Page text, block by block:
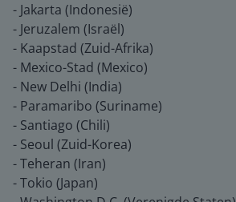
- Jakarta (Indonesië)
- Jeruzalem (Israël)
- Kaapstad (Zuid-Afrika)
- Mexico-Stad (Mexico)
- New Delhi (India)
- Paramaribo (Suriname)
- Santiago (Chili)
- Seoul (Zuid-Korea)
- Teheran (Iran)
- Tokio (Japan)